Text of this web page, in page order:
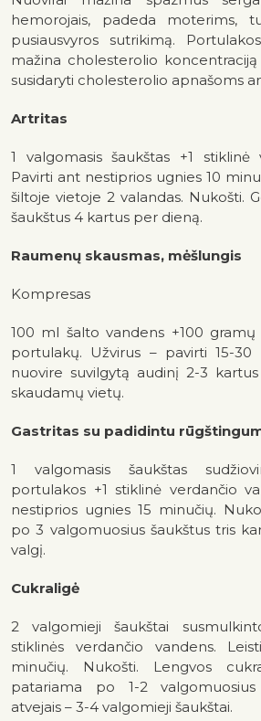
hemorojais, padeda moterims,
pusiausvyros sutrikimą.
mažina cholesterolio
susidaryti cholesterolio apnašoms
Artritas
1 valgomasis šaukštas +1 stiklinė
Pavirti ant nestiprios ugnies 10
šiltoje vietoje 2 valandas. Nukošti.
šaukštus 4 kartus per dieną.
Raumenų skausmas, mėšlungis
Kompresas
100 ml šalto vandens +100 gramų
portulakų. Užvirus – pavirti 15-30
nuovire suvilgytą audinį 2-3
skaudamų vietų.
Gastritas su padidintu
1 valgomasis šaukštas
portulakos +1 stiklinė verdančio
nestiprios ugnies 15 minučių.
po 3 valgomuosius šaukštus tris
valgį.
Cukraligė
2 valgomieji šaukštai
stiklinės verdančio vandens.
minučių. Nukošti. Lengvos
patariama po 1-2 valgomuosius
atvejais – 3-4 valgomieji šaukštai.